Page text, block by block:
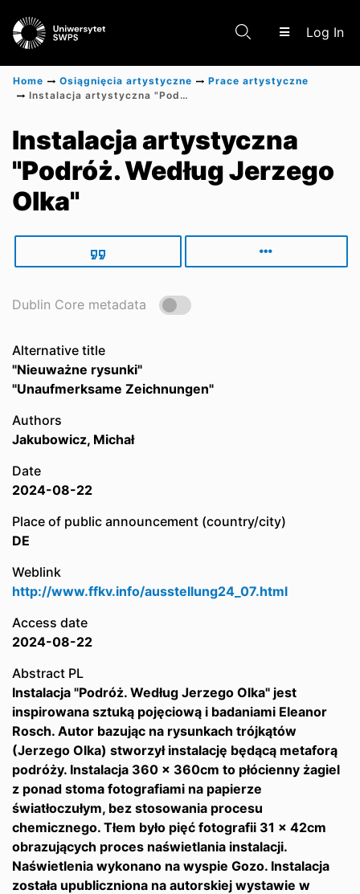
Log In
Scientific research results
Home Osiągnięcia artystyczne
Prace artystyczne
Instalacja artystyczna "Podróż. Według Jerzego Olka"
Instalacja artystyczna
"Podróż. Według Jerzego
Olka"
Dublin Core metadata
Alternative title
"Nieuważne rysunki"
"Unaufmerksame Zeichnungen"
Authors
Jakubowicz, Michał
Date
2024-08-22
Place of public announcement (country/city)
DE
Weblink
http://www.ffkv.info/ausstellung24_07.html
Access date
2024-08-22
Abstract PL
Instalacja "Podróż. Według Jerzego Olka" jest
inspirowana sztuką pojęciową i badaniami Eleanor
Rosch. Autor bazując na rysunkach trójkątów
(Jerzego Olka) stworzył instalację będącą metaforą
podróży. Instalacja 360 x 360cm to płócienny żagiel
z ponad stoma fotografiami na papierze
światłoczułym, bez stosowania procesu
chemicznego. Tłem było pięć fotografii 31 x 42cm
obrazujących proces naświetlania instalacji.
Naświetlenia wykonano na wyspie Gozo. Instalacja
została upubliczniona na autorskiej wystawie w